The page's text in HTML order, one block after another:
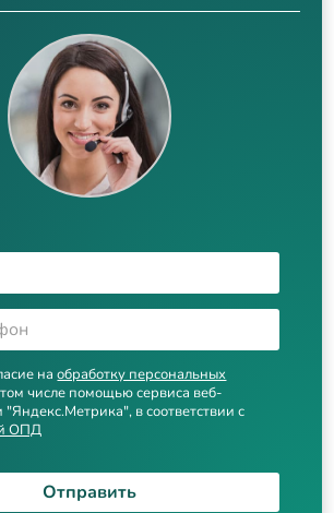
наобработку персональных
числе помощью сервиса веб-
"Яндекс.Метрика", в соответствии с
ОПД
Отправить